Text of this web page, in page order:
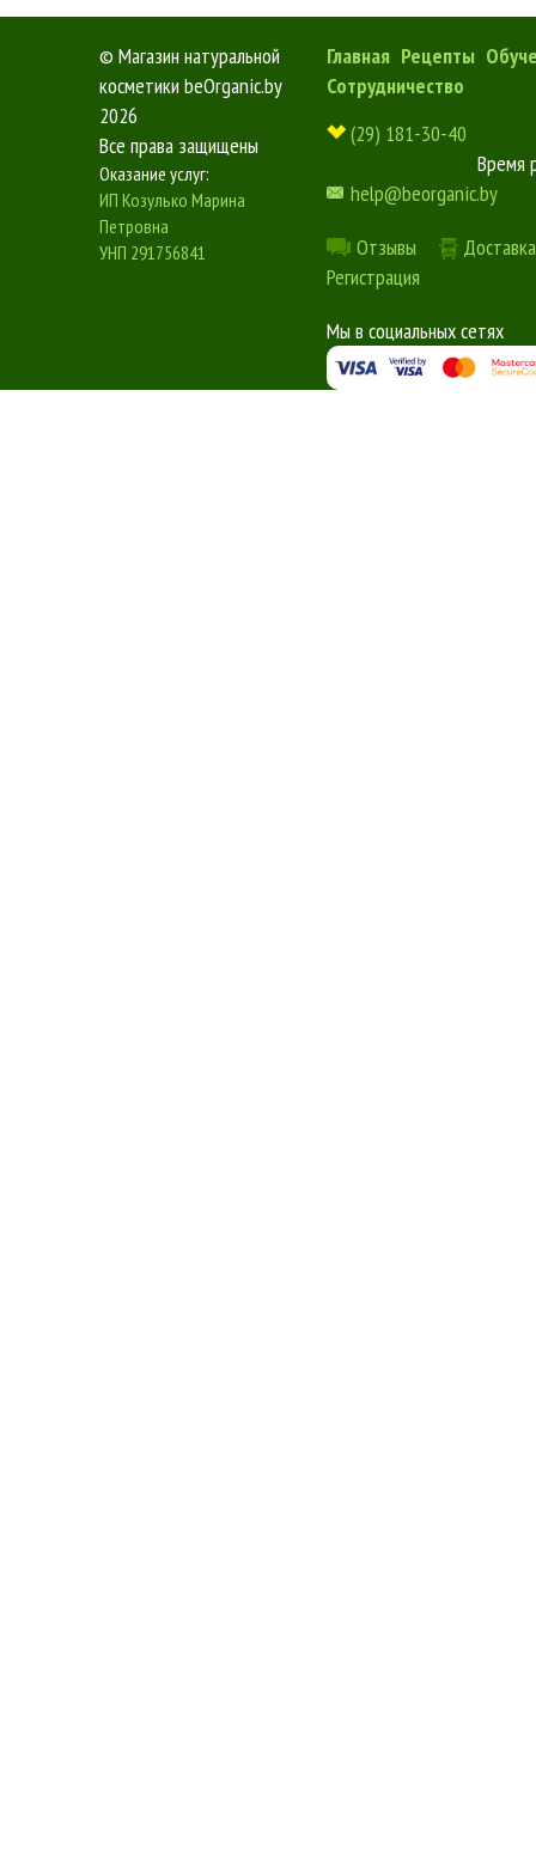
© Магазин натуральной
косметики beOrganic.by
2026
Все права защищены
Оказание услуг:
ИП Козулько Марина
Петровна
УНП 291756841
Главная Рецепты
Сотрудничество
(29) 181-30-40
Время
help@beorganic.by
Отзывы
Регистрация
Мы в социальных сетях